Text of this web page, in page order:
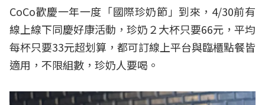
CoCo歡慶一年一度「國際珍奶節」到來，4/30前有
線上線下同慶好康活動，珍奶２大杯只要66元，平均
每杯只要33元超划算，都可訂線上平台與臨櫃點餐皆
適用，不限組數，珍奶人要喝。